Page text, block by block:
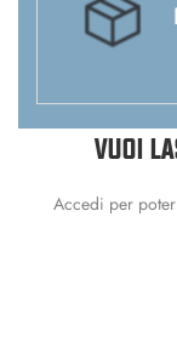
VUOI
Accedi per